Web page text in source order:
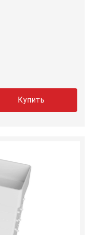
Купить